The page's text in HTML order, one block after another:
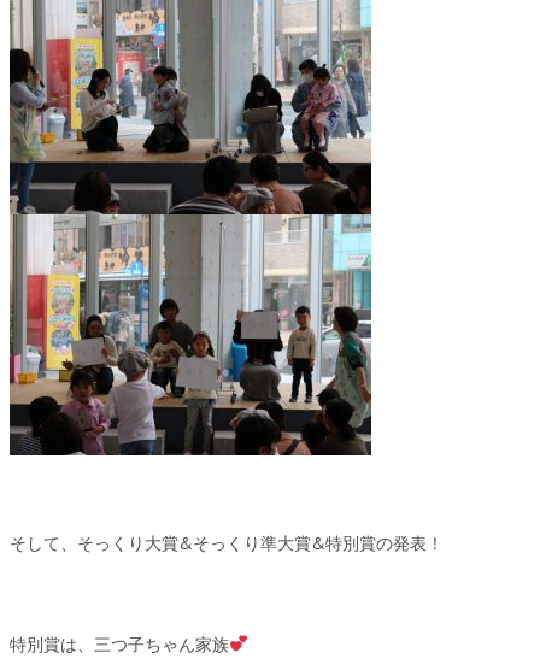
そして、そっくり大賞&そっくり準大賞&特別賞の発表！
特別賞は、三つ子ちゃん家族